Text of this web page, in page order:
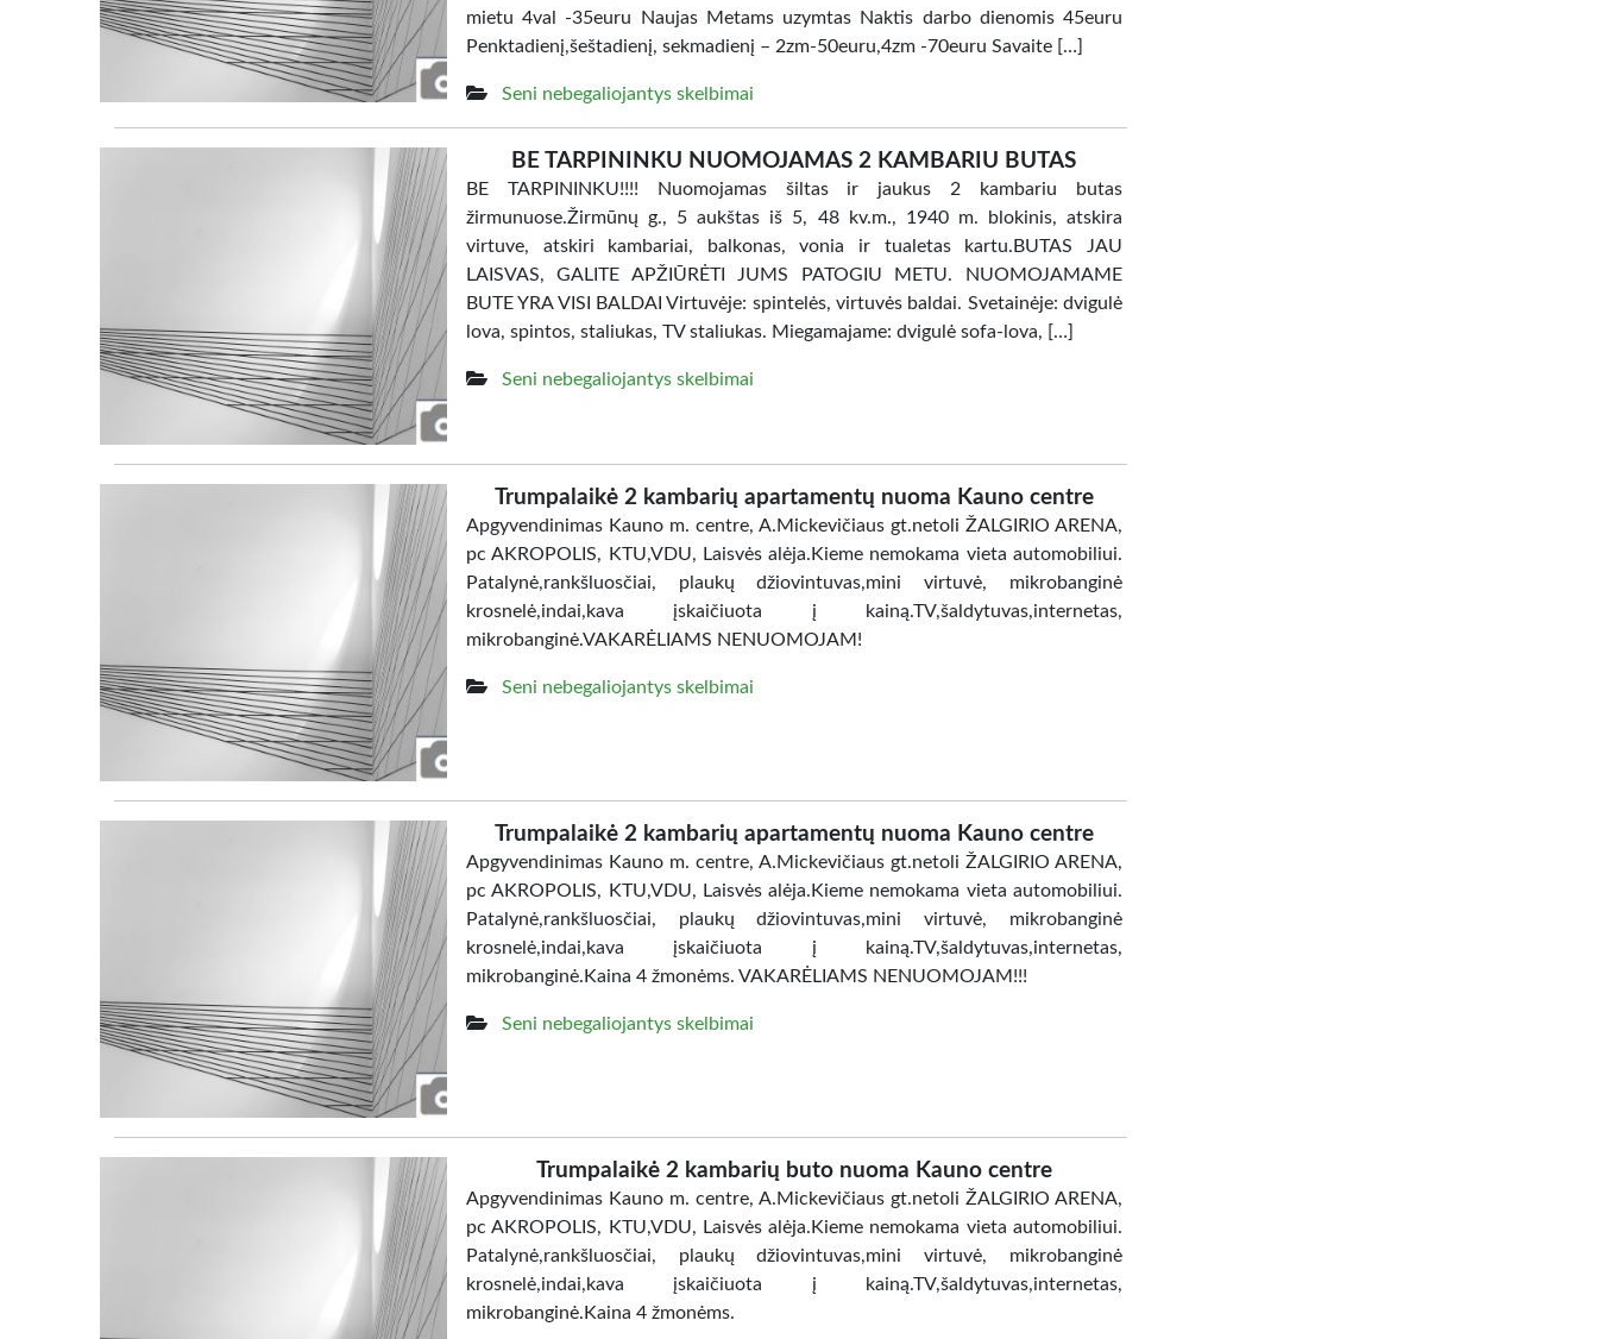
mietu 4val -35euru Naujas Metams uzymtas Naktis darbo dienomis 45euru
Penktadienį,šeštadienį, sekmadienį – 2zm-50euru,4zm -70euru Savaite […]
Seni nebegaliojantys skelbimai
BE TARPININKU NUOMOJAMAS 2 KAMBARIU BUTAS
BE TARPININKU!!!! Nuomojamas šiltas ir jaukus 2 kambariu butas
žirmunuose.Žirmūnų g., 5 aukštas iš 5, 48 kv.m., 1940 m. blokinis, atskira
virtuve, atskiri kambariai, balkonas, vonia ir tualetas kartu.BUTAS JAU
LAISVAS, GALITE APŽIŪRĖTI JUMS PATOGIU METU. NUOMOJAMAME
BUTE YRA VISI BALDAI Virtuvėje: spintelės, virtuvės baldai. Svetainėje: dvigulė
lova, spintos, staliukas, TV staliukas. Miegamajame: dvigulė sofa-lova, […]
Seni nebegaliojantys skelbimai
Trumpalaikė 2 kambarių apartamentų nuoma Kauno centre
Apgyvendinimas Kauno m. centre, A.Mickevičiaus gt.netoli ŽALGIRIO ARENA,
pc AKROPOLIS, KTU,VDU, Laisvės alėja.Kieme nemokama vieta automobiliui.
Patalynė,rankšluosčiai, plaukų džiovintuvas,mini virtuvė, mikrobanginė
krosnelė,indai,kava įskaičiuota į kainą.TV,šaldytuvas,internetas,
mikrobanginė.VAKARĖLIAMS NENUOMOJAM!
Seni nebegaliojantys skelbimai
Trumpalaikė 2 kambarių apartamentų nuoma Kauno centre
Apgyvendinimas Kauno m. centre, A.Mickevičiaus gt.netoli ŽALGIRIO ARENA,
pc AKROPOLIS, KTU,VDU, Laisvės alėja.Kieme nemokama vieta automobiliui.
Patalynė,rankšluosčiai, plaukų džiovintuvas,mini virtuvė, mikrobanginė
krosnelė,indai,kava įskaičiuota į kainą.TV,šaldytuvas,internetas,
mikrobanginė.Kaina 4 žmonėms. VAKARĖLIAMS NENUOMOJAM!!!
Seni nebegaliojantys skelbimai
Trumpalaikė 2 kambarių buto nuoma Kauno centre
Apgyvendinimas Kauno m. centre, A.Mickevičiaus gt.netoli ŽALGIRIO ARENA,
pc AKROPOLIS, KTU,VDU, Laisvės alėja.Kieme nemokama vieta automobiliui.
Patalynė,rankšluosčiai, plaukų džiovintuvas,mini virtuvė, mikrobanginė
krosnelė,indai,kava įskaičiuota į kainą.TV,šaldytuvas,internetas,
mikrobanginė.Kaina 4 žmonėms.